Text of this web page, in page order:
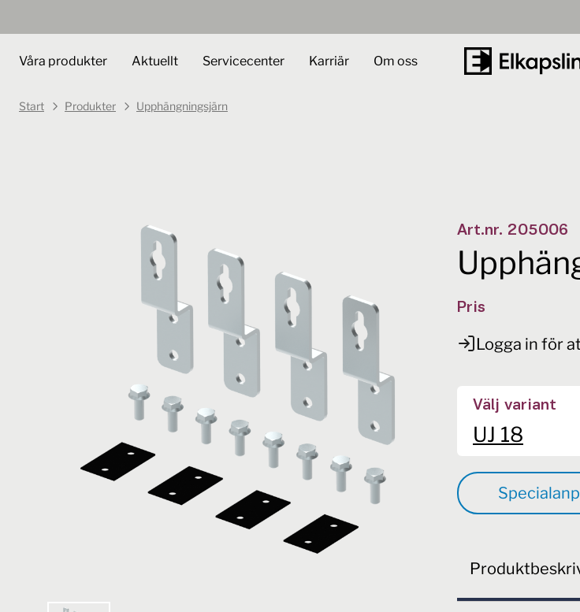
Våra produkter Aktuellt Servicecenter Karriär Om oss
Start Produkter Upphängningsjärn
Art.nr.205006
Art.nr. 205006
Pris
Logga in för
Välj variant
UJ 18